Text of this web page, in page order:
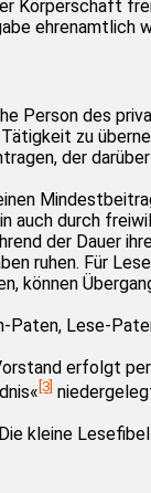
Körperschaft
Person des
zu
der
auch durch
der Dauer
ruhen. Für
können
Lese-
erfolgt
[3]
kleine